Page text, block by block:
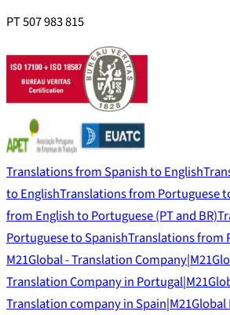
PT 507 983 815
Translations from Spanish to English
to EnglishTranslations from Portuguese
from English to Portuguese (PT and BR)
Portuguese to SpanishTranslations from
M21Global - Translation Company|
Translation Company in Portugal|
Translation company in Spain|